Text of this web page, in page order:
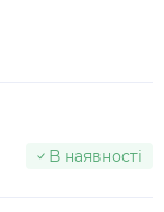
В наявності